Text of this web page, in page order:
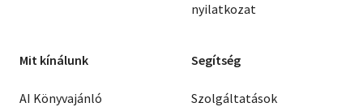
nyilatkozat
Mit kínálunk
AI Könyvajánló
Segítség
Szolgáltatások